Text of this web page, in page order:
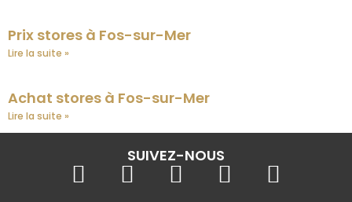
Prix stores à Fos-sur-Mer
Lire la suite »
Achat stores à Fos-sur-Mer
Lire la suite »
SUIVEZ-NOUS